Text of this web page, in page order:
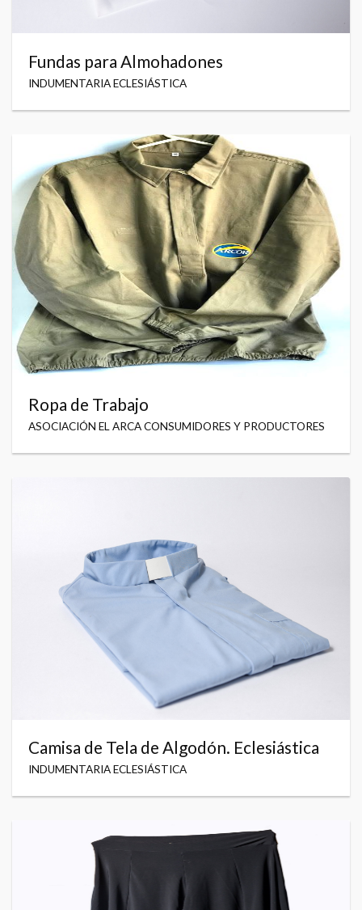
Fundas para Almohadones
INDUMENTARIA ECLESIÁSTICA
Ropa de Trabajo
ASOCIACIÓN EL ARCA CONSUMIDORES Y PRODUCTORES
Camisa de Tela de Algodón. Eclesiástica
INDUMENTARIA ECLESIÁSTICA